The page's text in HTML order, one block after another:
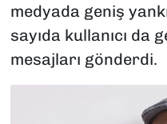
medyada geniş
sayıda kullanıcı da
mesajları gönderdi.